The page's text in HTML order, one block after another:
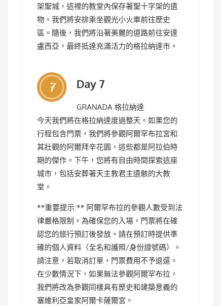
架聖城，這裡的教堂內保存著聖十字架的遺
物。我們將安排乘坐觀光小火車前往歷史
區。隨後，我們將沿著美麗的道路前往安達
盧西亞，最終抵達充滿活力的格拉納達市。
7 Day 7
GRANADA 格拉納達
今天我們將在格拉納達度過整天。如果您的
行程包含門票，我們將參觀阿爾罕布拉宮和
其壯觀的阿爾拜辛花園，這些都是阿拉伯時
期的傑作。下午，您將有自由時間探索這座
城市，包括安葬著天主教君主遺骸的大教
堂。
**重要提示:** 阿爾罕布拉的參觀人數受到法
律嚴格限制。為確保您的入場，門票將在確
認您的旅行預訂後發放。請在預訂時提供準
確的個人資料（全名和護照/身份證號碼）。
請注意，若取消訂單，門票費用不予退還。
在少數情況下，如果無法參觀阿爾罕布拉，
我們將改為參觀同樣具有歷史和建築意義的
塞維利亞皇家阿爾卡薩爾宮。